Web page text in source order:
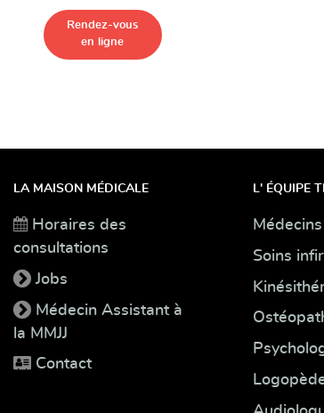
Rendez-vous
en ligne
LA MAISON MÉDICALE
Horaires des
consultations
Jobs
Médecin Assistant à
la MMJJ
Contact
L' ÉQUIPE
Médecins
Soins